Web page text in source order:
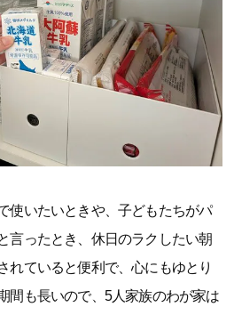
使いたいときや、子どもたちがパ
ったとき、休日のラクしたい朝
れていると便利で、心にもゆとり
間も長いので、5人家族のわが家は